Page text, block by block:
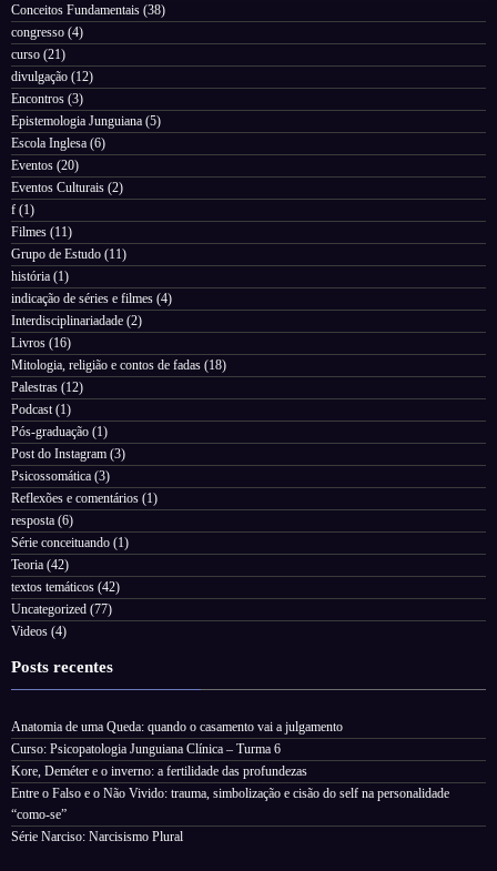
Conceitos Fundamentais (38)
congresso (4)
curso (21)
divulgação (12)
Encontros (3)
Epistemologia Junguiana (5)
Escola Inglesa (6)
Eventos (20)
Eventos Culturais (2)
f (1)
Filmes (11)
Grupo de Estudo (11)
história (1)
indicação de séries e filmes (4)
Interdisciplinariadade (2)
Livros (16)
Mitologia, religião e contos de fadas (18)
Palestras (12)
Podcast (1)
Pós-graduação (1)
Post do Instagram (3)
Psicossomática (3)
Reflexões e comentários (1)
resposta (6)
Série conceituando (1)
Teoria (42)
textos temáticos (42)
Uncategorized (77)
Videos (4)
Posts recentes
Anatomia de uma Queda: quando o casamento vai a julgamento
Curso: Psicopatologia Junguiana Clínica – Turma 6
Kore, Deméter e o inverno: a fertilidade das profundezas
Entre o Falso e o Não Vivido: trauma, simbolização e cisão do self na personalidade
“como-se”
Série Narciso: Narcisismo Plural